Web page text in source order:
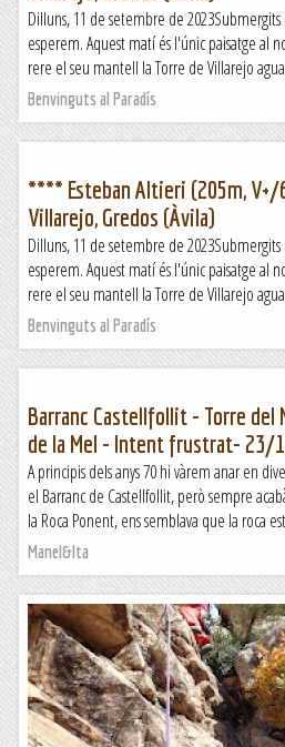
Dilluns, 11 de setembre de
esperem. Aquest matí és l'únic paisatge al
rere el seu mantell la Torre de Villarejo
Benvinguts al Paradís
**** Esteban Altieri (205m, V+/
Villarejo, Gredos (Àvila)
Dilluns, 11 de setembre de
esperem. Aquest matí és l'únic paisatge al
rere el seu mantell la Torre de Villarejo
Benvinguts al Paradís
Barranc Castellfollit - Torre del
de la Mel - Intent frustrat- 23/
A principis dels anys 70 hi vàrem anar en
el Barranc de Castellfollit, però sempre
la Roca Ponent, ens semblava que la roca
Manel&Ita